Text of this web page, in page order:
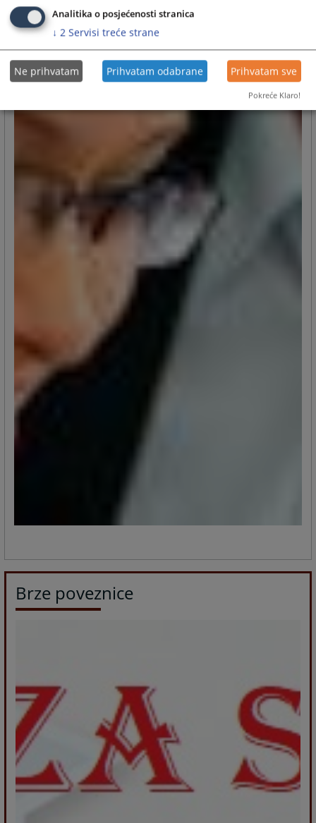
Brze poveznice
Analitika o posjećenosti stranica
↓ 2 Servisi treće strane
Ne prihvatam Prihvatam odabrane Prihvatam sve
Pokreće Klaro!